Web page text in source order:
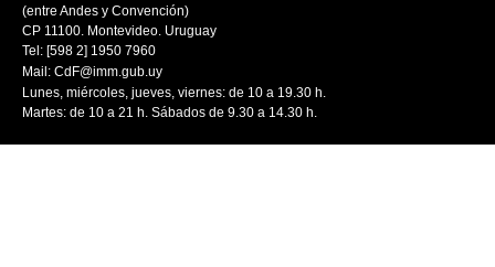
(entre Andes y Convención)
CP 11100. Montevideo. Uruguay
Tel: [598 2] 1950 7960
Mail: CdF@imm.gub.uy
Lunes, miércoles, jueves, viernes: de 10 a 19.30 h.
Martes: de 10 a 21 h. Sábados de 9.30 a 14.30 h.